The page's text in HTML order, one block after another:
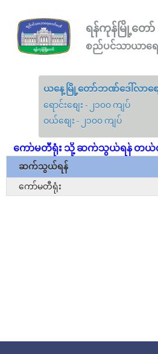
ရန်ကုန်မြို့တော်
စည်ပင်သာယာရ
ယနေ့မြို့တော်ဘဏ်ဒေါ်လာစျေ
ရောင်းစျေး - ၂၁၀၀ ကျပ်
ဝယ်စျေး - ၂၁၀၀ ကျပ်
ကော်မတီရုံး သို့ ဆက်သွယ်ရန် တယ်လီဖု
ဆက်သွယ်ရန်
ကော်မတီရုံး